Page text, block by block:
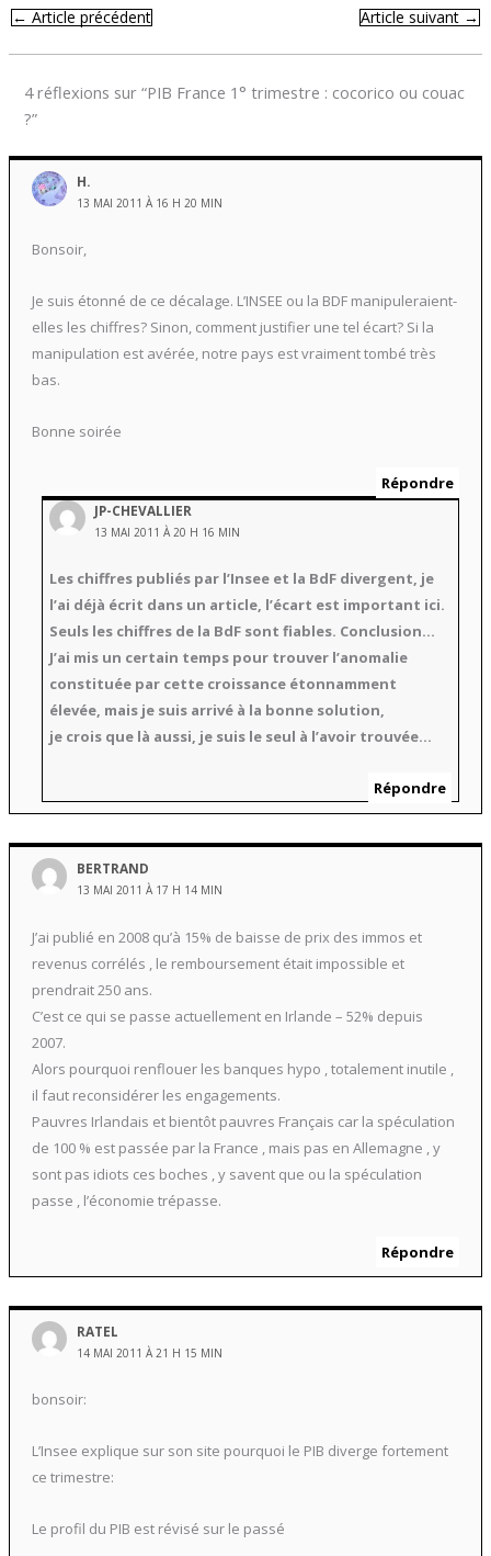
←Article précédent Article suivant→
4 réflexions sur “PIB France 1° trimestre : cocorico ou couac
?”
H.
13 MAI 2011 À 16 H 20 MIN
Bonsoir,
Je suis étonné de ce décalage. L’INSEE ou la BDF manipuleraient-
elles les chiffres? Sinon, comment justifier une tel écart? Si la
manipulation est avérée, notre pays est vraiment tombé très
bas.
Bonne soirée
Répondre
JP-CHEVALLIER
13 MAI 2011 À 20 H 16 MIN
Les chiffres publiés par l’Insee et la BdF divergent, je
l’ai déjà écrit dans un article, l’écart est important ici.
Seuls les chiffres de la BdF sont fiables. Conclusion…
J’ai mis un certain temps pour trouver l’anomalie
constituée par cette croissance étonnamment
élevée, mais je suis arrivé à la bonne solution,
je crois que là aussi, je suis le seul à l’avoir trouvée…
Répondre
BERTRAND
13 MAI 2011 À 17 H 14 MIN
J’ai publié en 2008 qu’à 15% de baisse de prix des immos et
revenus corrélés , le remboursement était impossible et
prendrait 250 ans.
C’est ce qui se passe actuellement en Irlande – 52% depuis
2007.
Alors pourquoi renflouer les banques hypo , totalement inutile ,
il faut reconsidérer les engagements.
Pauvres Irlandais et bientôt pauvres Français car la spéculation
de 100 % est passée par la France , mais pas en Allemagne , y
sont pas idiots ces boches , y savent que ou la spéculation
passe , l’économie trépasse.
Répondre
RATEL
14 MAI 2011 À 21 H 15 MIN
bonsoir:
L’Insee explique sur son site pourquoi le PIB diverge fortement
ce trimestre:
Le profil du PIB est révisé sur le passé